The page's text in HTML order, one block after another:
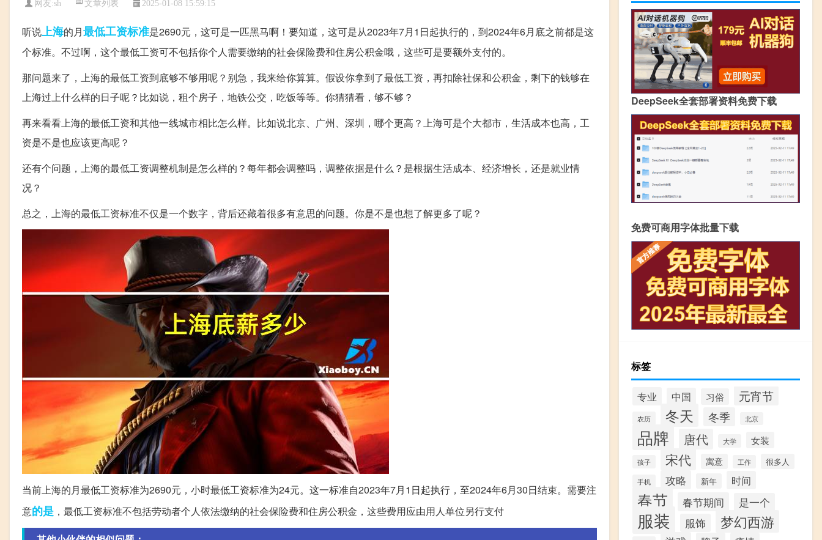
网友:sh 2025-01-08 15:59:15
听说上海的月最低工资标准是2690元，这可是一匹黑马啊！要知道，这可是从2023年7月1日起执行的，到2024年6月底之前都是这
个标准。不过啊，这个最低工资可不包括你个人需要缴纳的社会保险费和住房公积金哦，这些可是要额外支付的。
那问题来了，上海的最低工资到底够不够用呢？别急，我来给你算算。假设你拿到了最低工资，再扣除社保和公积金，剩下的钱够在
上海过上什么样的日子呢？比如说，租个房子，地铁公交，吃饭等等。你猜猜看，够不够？
再来看看上海的最低工资和其他一线城市相比怎么样。比如说北京、广州、深圳，哪个更高？上海可是个大都市，生活成本也高，工
资是不是也应该更高呢？
还有个问题，上海的最低工资调整机制是怎么样的？每年都会调整吗，调整依据是什么？是根据生活成本、经济增长，还是就业情
况？
总之，上海的最低工资标准不仅是一个数字，背后还藏着很多有意思的问题。你是不是也想了解更多了呢？
当前上海的月最低工资标准为2690元，小时最低工资标准为24元。这一标准自2023年7月1日起执行，至2024年6月30日结束。需要注
意的是 ，最低工资标准不包括劳动者个人依法缴纳的社会保险费和住房公积金，这些费用应由用人单位另行支付
DeepSeek全套部署资料免费下载
免费可商用字体批量下载
标签
专业 中国 习俗 元宵节
农历 冬天 冬季 北京
品牌 唐代 大学 女装
孩子 宋代 寓意 工作 很多人
手机 攻略 新年 时间
春节 春节期间 是一个
服装 服饰 梦幻西游